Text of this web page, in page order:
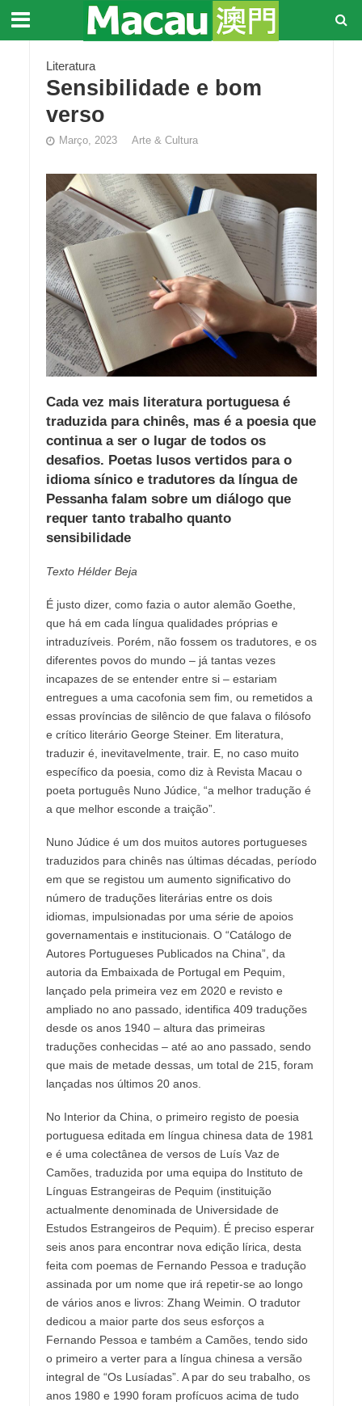
Literatura
Sensibilidade e bom
verso
Março, 2023 Arte & Cultura
Cada vez mais literatura portuguesa é
traduzida para chinês, mas é a poesia que
continua a ser o lugar de todos os
desafios. Poetas lusos vertidos para o
idioma sínico e tradutores da língua de
Pessanha falam sobre um diálogo que
requer tanto trabalho quanto
sensibilidade
Texto Hélder Beja
É justo dizer, como fazia o autor alemão Goethe,
que há em cada língua qualidades próprias e
intraduzíveis. Porém, não fossem os tradutores, e os
diferentes povos do mundo – já tantas vezes
incapazes de se entender entre si – estariam
entregues a uma cacofonia sem fim, ou remetidos a
essas províncias de silêncio de que falava o filósofo
e crítico literário George Steiner. Em literatura,
traduzir é, inevitavelmente, trair. E, no caso muito
específico da poesia, como diz à Revista Macau o
poeta português Nuno Júdice, “a melhor tradução é
a que melhor esconde a traição”.
Nuno Júdice é um dos muitos autores portugueses
traduzidos para chinês nas últimas décadas, período
em que se registou um aumento significativo do
número de traduções literárias entre os dois
idiomas, impulsionadas por uma série de apoios
governamentais e institucionais. O “Catálogo de
Autores Portugueses Publicados na China”, da
autoria da Embaixada de Portugal em Pequim,
lançado pela primeira vez em 2020 e revisto e
ampliado no ano passado, identifica 409 traduções
desde os anos 1940 – altura das primeiras
traduções conhecidas – até ao ano passado, sendo
que mais de metade dessas, um total de 215, foram
lançadas nos últimos 20 anos.
No Interior da China, o primeiro registo de poesia
portuguesa editada em língua chinesa data de 1981
e é uma colectânea de versos de Luís Vaz de
Camões, traduzida por uma equipa do Instituto de
Línguas Estrangeiras de Pequim (instituição
actualmente denominada de Universidade de
Estudos Estrangeiros de Pequim). É preciso esperar
seis anos para encontrar nova edição lírica, desta
feita com poemas de Fernando Pessoa e tradução
assinada por um nome que irá repetir-se ao longo
de vários anos e livros: Zhang Weimin. O tradutor
dedicou a maior parte dos seus esforços a
Fernando Pessoa e também a Camões, tendo sido
o primeiro a verter para a língua chinesa a versão
integral de “Os Lusíadas”. A par do seu trabalho, os
anos 1980 e 1990 foram profícuos acima de tudo